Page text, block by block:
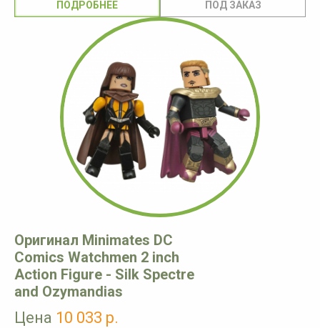
ПОДРОБНЕЕ
Оригинал Minimates DC
Comics Watchmen 2 inch
Action Figure - Silk Spectre
and Ozymandias
Цена 10 033 р.